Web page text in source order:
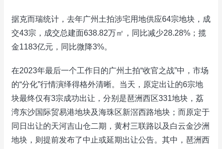
据克而瑞统计，去年广州土拍涉宅用地供应64宗地块，成
交43宗，成交总建面638.82万㎡，同比减少28.28%；揽
金1183亿元，同比微降3%。
在2023年最后一个工作日的广州土拍“收官之战”中，市场
的“分化”行情演绎得格外清晰。当天，原定出让的6宗地
块最终仅有3宗成功出让，分别是琶洲西区331地块，荔
湾东沙国际贸易港地块及海珠区新滘西路地块；而原定于
同日出让的天河吉山仓二期，黄村三联路以及白云金沙洲
地块，则提前发布了中止或延期出让公告。其中，琶洲西